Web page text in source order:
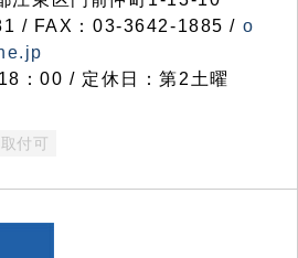
/ FAX：03-3642-1885 / o
：00 / 定休日：第2土曜
付可